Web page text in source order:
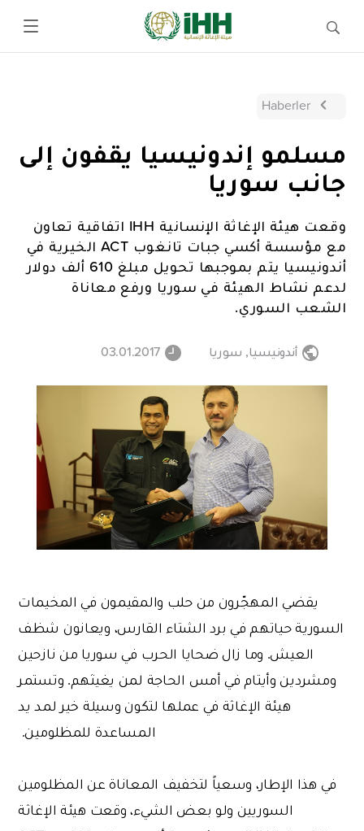
Haberler
مسلمو إندونيسيا يقفون إلى
جانب سوريا
وقعت هيئة الإغاثة الإنسانية IHH اتفاقية تعاون
مع مؤسسة أكسي جبات تانغوب ACT الخيرية في
أندونيسيا يتم بموجبها تحويل مبلغ 610 ألف دولار
لدعم نشاط الهيئة في سوريا ورفع معاناة
الشعب السوري.
أندونيسيا, سوريا 03.01.2017
يقضي المهجّرون من حلب والمقيمون في المخيمات
السورية حياتهم في برد الشتاء القارس، ويعانون شظف
العيش. وما زال ضحايا الحرب في سوريا من نازحين
ومشردين وأيتام في أمس الحاجة لمن يغيثهم. وتستمر
هيئة الإغاثة في عملها لتكون وسيلة خير لمد يد
المساعدة للمظلومين.
في هذا الإطار، وسعياً لتخفيف المعاناة عن المظلومين
السوريين ولو بعض الشيء، وقعت هيئة الإغاثة